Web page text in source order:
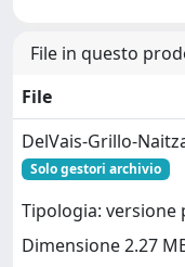
File in questo
File
DelVais-Grillo-
Solo gestori archivio
Tipologia: versione
Dimensione 2.27